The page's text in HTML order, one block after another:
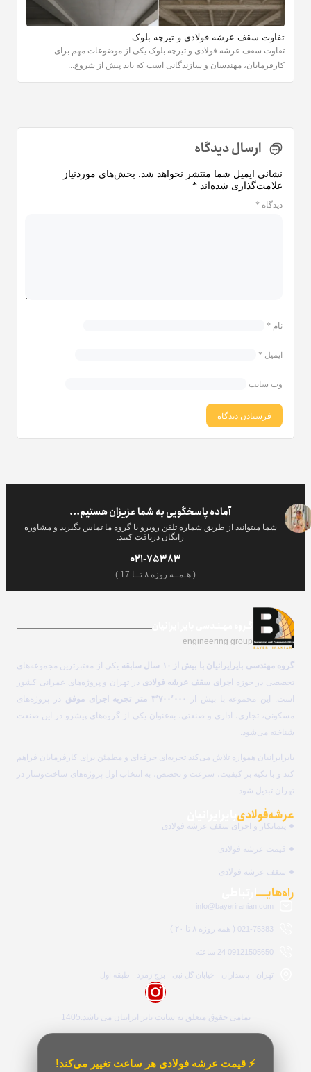
تفاوت سقف عرشه فولادی و تیرچه بلوک
تفاوت سقف عرشه فولادی و تیرچه بلوک یکی از موضوعات مهم برای
کارفرمایان، مهندسان و سازندگانی است که باید پیش از شروع...
ارسال دیدگاه
نشانی ایمیل شما منتشر نخواهد شد. بخش‌های موردنیاز
علامت‌گذاری شده‌اند *
دیدگاه *
نام *
ایمیل *
وب‌ سایت
آماده پاسخگویی به شما عزیزان هستیم...
شما میتوانید از طریق شماره تلفن روبرو با گروه ما تماس بگیرید و مشاوره
رایگان دریافت کنید.
021-75383
( هـمــه روزه ۸ تــا 17 )
engineering group
گروه مهندسی بایرایرانیان با بیش از ۱۰ سال سابقه
یکی از معتبرترین مجموعه‌های
تخصصی در حوزه اجرای سقف عرشه فولادی در تهران و پروژه‌های عمرانی کشور
است. این مجموعه با بیش از
۳٬۷۰۰٬۰۰۰ متر تجربه اجرای موفق
در پروژه‌های
مسکونی، تجاری، اداری و صنعتی، به‌عنوان یکی از گروه‌های پیشرو در این صنعت
شناخته می‌شود.
بایرایرانیان همواره تلاش می‌کند تجربه‌ای حرفه‌ای و مطمئن برای کارفرمایان فراهم
کند و با تکیه بر کیفیت، سرعت و تخصص، به انتخاب اول پروژه‌های ساخت‌وساز در
تهران تبدیل شود.
عرشه فولادی
پیمانکار و اجرای سقف عرشه فولادی
قیمت عرشه فولادی
سقف عرشه فولادی
راه‌هایــــارتباطی
info@bayeriranian.com
021-75383 ( همه روزه ۸ تا ۲۰ )
09121505650 24 ساعته
تهران - پاسداران - خیابان گل نبی - برج زمرد - طبقه اول
تمامی حقوق متعلق به سایت بایر ایرانیان می باشد.1405
⚡ قیمت عرشه فولادی هر ساعت تغییر می‌کند!